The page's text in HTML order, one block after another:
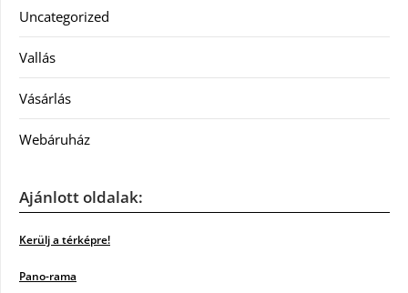
Uncategorized
Vallás
Vásárlás
Webáruház
Ajánlott oldalak:
Kerülj a térképre!
Pano-rama